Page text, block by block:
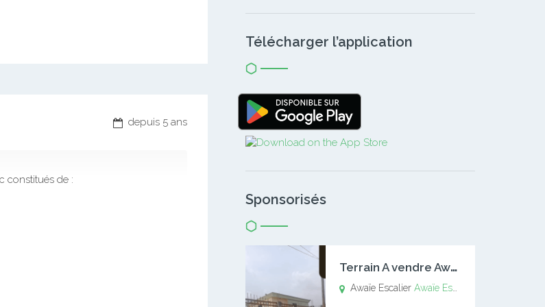
depuis 5 ans
constitués de :
Télécharger l’application
Sponsorisés
T
errain A vendre Awaïe Escalier
Awaïe EscalierAwaïe Escalier